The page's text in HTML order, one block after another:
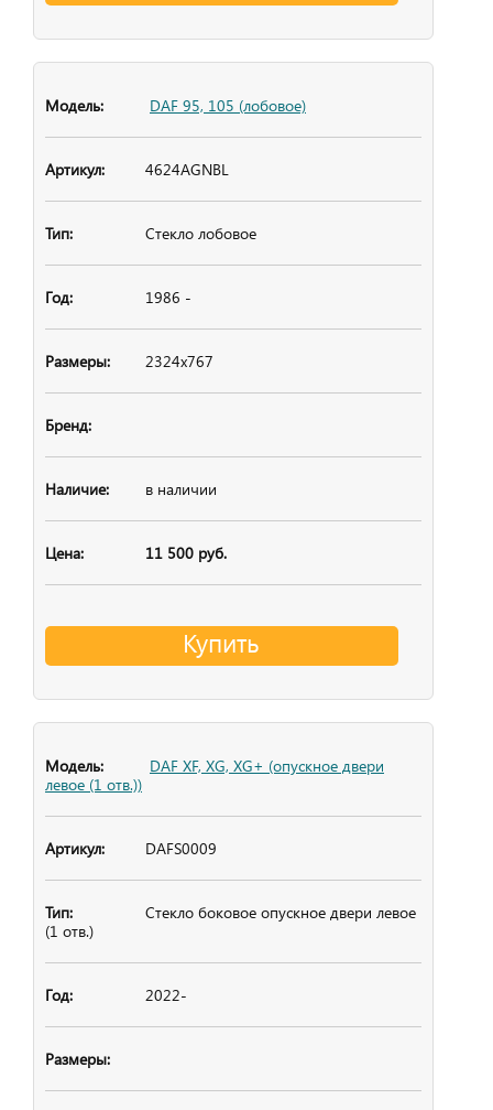
DAF 95, 105 (лобовое)
4624AGNBL
Стекло лобовое
1986 -
2324x767
в наличии
11 500 руб.
Купить
DAF XF, XG, XG+ (опускное двери
левое (1 отв.))
DAFS0009
Стекло боковое опускное двери левое
(1 отв.)
2022-